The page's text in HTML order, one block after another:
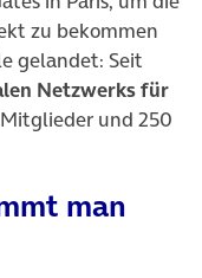
zu bekommen
gelandet: Seit
Netzwerks für
und 250
man